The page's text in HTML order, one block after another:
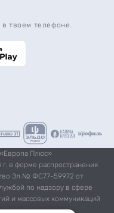
твоем телефоне.
Плюс»
г. в форме распространения
Эл № ФС77-59972 от
по надзору в сфере
и массовых коммуникаций